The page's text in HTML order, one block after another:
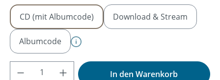
CD (mit Albumcode) Download & Stream
Albumcode
Produkt Anzahl: Gib den gewünschten
In den Warenkorb